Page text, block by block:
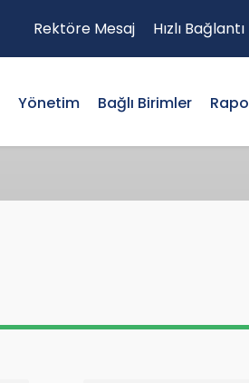
Rektöre Mesaj Hızlı Bağlantı
Yönetim Bağlı Birimler